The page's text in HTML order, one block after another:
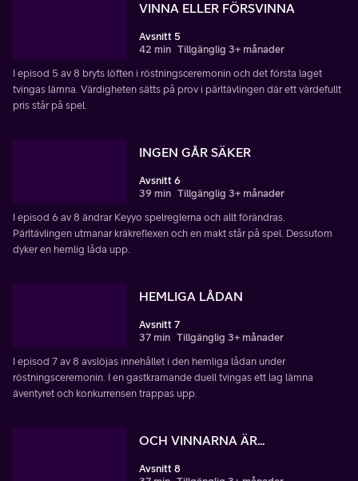
VINNA ELLER FÖRSVINNA
Avsnitt 5
42 min Tillgänglig 3+ månader
I episod 5 av 8 bryts löften i röstningsceremonin och det första laget
tvingas lämna. Värdigheten sätts på prov i pärltävlingen där ett värdefullt
pris står på spel.
INGEN GÅR SÄKER
Avsnitt 6
39 min Tillgänglig 3+ månader
I episod 6 av 8 ändrar Keyyo spelreglerna och allt förändras.
Pärltävlingen utmanar kräkreflexen och en makt står på spel. Dessutom
dyker en hemlig låda upp.
HEMLIGA LÅDAN
Avsnitt 7
37 min Tillgänglig 3+ månader
I episod 7 av 8 avslöjas innehållet i den hemliga lådan under
röstningsceremonin. I en gastkramande duell tvingas ett lag lämna
äventyret och konkurrensen trappas upp.
OCH VINNARNA ÄR...
Avsnitt 8